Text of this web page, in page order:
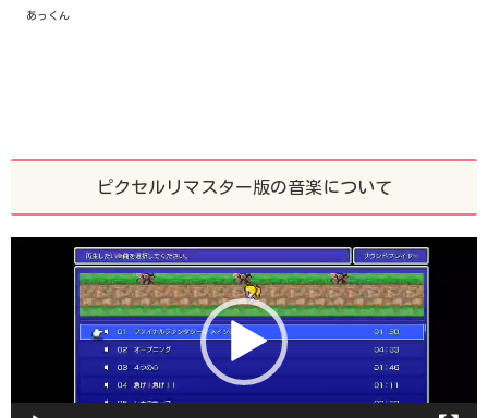
あっくん
ピクセルリマスター版の音楽について
ヤ